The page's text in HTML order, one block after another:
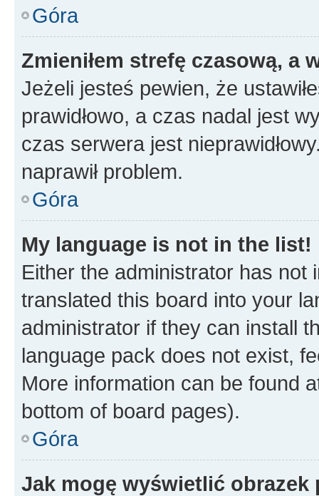
Góra
Zmieniłem strefę czasową, a
Jeżeli jesteś pewien, że
prawidłowo, a czas nadal jest
czas serwera jest
naprawił problem.
Góra
My language is not in the list!
Either the administrator has not
translated this board into your
administrator if they can install
language pack does not exist,
More information can be found
bottom of board pages).
Góra
Jak mogę wyświetlić